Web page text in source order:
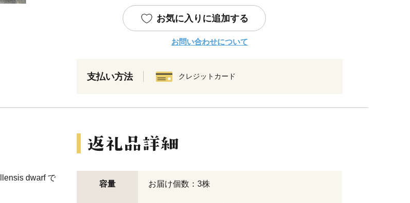
お気に入りに追加する
お問い合わせについて
支払い方法 クレジットカード
dwarf で
容量 お届け個数：3株